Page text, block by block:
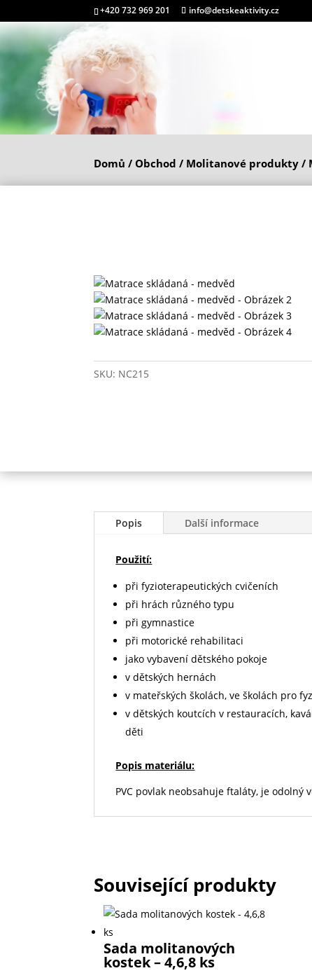
+420 732 969 201 info@detskeaktivity.cz
Domů /Obchod / Molitanové produkty /
SKU: NC215
Popis Další informace
Použití:
při fyzioterapeutických cvičeních
při hrách různého typu
při gymnastice
při motorické rehabilitaci
jako vybavení dětského pokoje
v dětských hernách
v mateřských školách, ve školách pro
v dětských koutcích v restauracích,
děti
Popis materiálu:
PVC povlak neobsahuje ftaláty, je
Související produkty
Sada molitanových
kostek – 4,6,8 ks